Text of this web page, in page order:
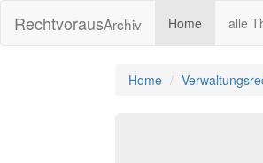
RechtvorausArchiv Home alle
Home